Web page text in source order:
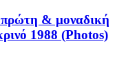
& μοναδική
1988 (Photos)